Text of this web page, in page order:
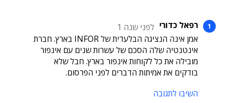
רפאל כדורי לפני שנה 1
אמן אינה הנציגה הבלעדית של INFOR בארץ. חברת
אינטנטיה שלה הסכם של עשרות שנים עם אינפור
מובילה את כל לקוחות אינפור בארץ. חבל שלא
בודקים את אמיתות הדברים לפני הפרסום.
השיבו לתגובה